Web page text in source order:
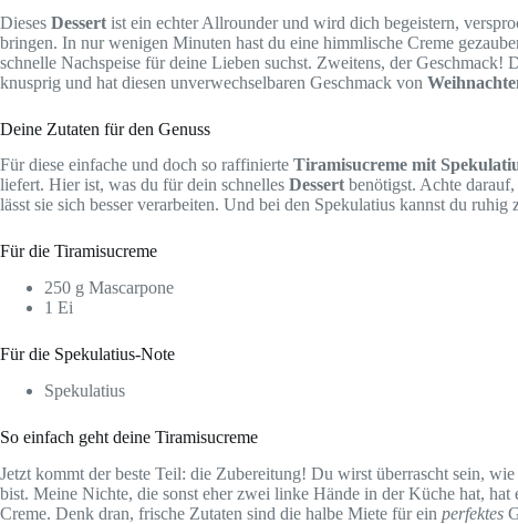
Dieses Dessert ist ein echter Allrounder und wird dich begeistern,
bringen. In nur wenigen Minuten hast du eine himmlische Creme
schnelle Nachspeise für deine Lieben suchst. Zweitens, der
knusprig und hat diesen unverwechselbaren Geschmack von
Deine Zutaten für den Genuss
Für diese einfache und doch so raffinierte Tiramisucreme mit
liefert. Hier ist, was du für dein schnelles Dessert benötigst. Achte
lässt sie sich besser verarbeiten. Und bei den Spekulatius kannst du
Für die Tiramisucreme
250 g Mascarpone
1 Ei
Für die Spekulatius-Note
Spekulatius
So einfach geht deine Tiramisucreme
Jetzt kommt der beste Teil: die Zubereitung! Du wirst überrascht sein,
bist. Meine Nichte, die sonst eher zwei linke Hände in der Küche hat,
Creme. Denk dran, frische Zutaten sind die halbe Miete für ein perfektes